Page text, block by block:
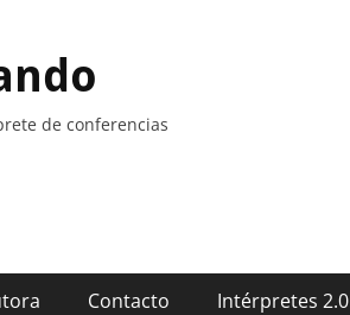
de conferencias
Contacto Intérpretes 2.0